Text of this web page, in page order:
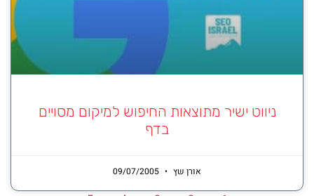
ניווט ישיר מתוצאות החיפוש למיקום מסויים
בדף
אורן שץ